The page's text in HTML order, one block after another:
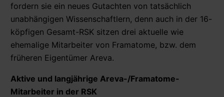
fordern sie ein neues Gutachten von tatsächlich
unabhängigen Wissenschaftlern, denn auch in der 16-
köpfigen Gesamt-RSK sitzen drei aktuelle wie
ehemalige Mitarbeiter von Framatome, bzw. dem
früheren Eigentümer Areva.
Aktive und langjährige Areva-/Framatome-
Mitarbeiter in der RSK